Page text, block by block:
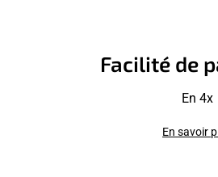
Facilité de
En 4x
En savoir